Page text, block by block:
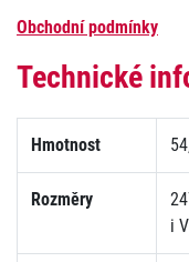
Obchodní podmínky
Technické
Hmotnost
Rozměry
i